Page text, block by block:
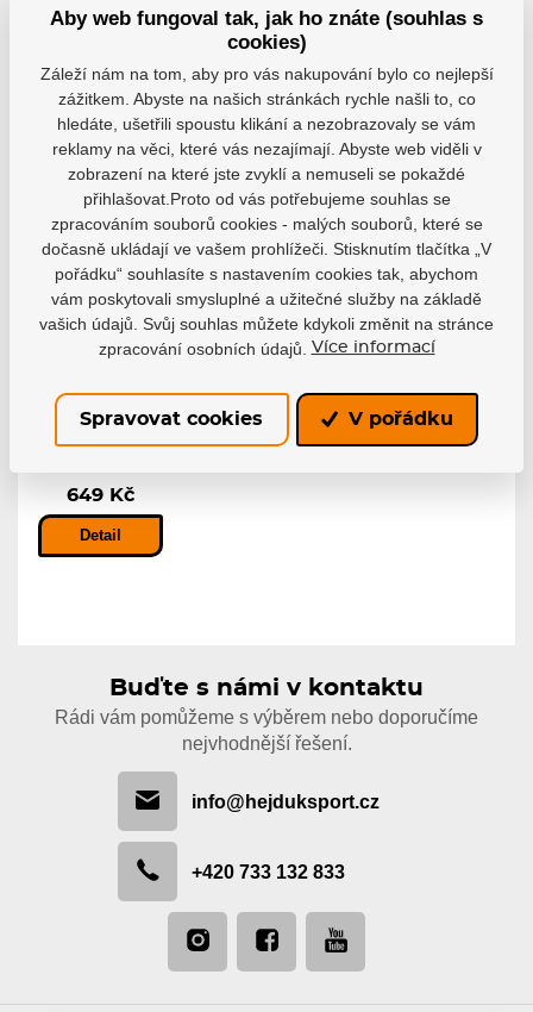
Detail
Triko
Mitchell &
Ness NHL
YTH
Triko Mitchell &
649 Kč
Detail
Buďte s námi v kontaktu
Rádi vám pomůžeme s výběrem nebo doporučíme
nejvhodnější řešení.
info@hejduksport.cz
+420 733 132 833
Aby web fungoval tak, jak ho znáte (souhlas s
cookies)
Záleží nám na tom, aby pro vás nakupování bylo co nejlepší
zážitkem. Abyste na našich stránkách rychle našli to, co
hledáte, ušetřili spoustu klikání a nezobrazovaly se vám
reklamy na věci, které vás nezajímají. Abyste web viděli v
zobrazení na které jste zvyklí a nemuseli se pokaždé
přihlašovat.Proto od vás potřebujeme souhlas se
zpracováním souborů cookies - malých souborů, které se
dočasně ukládají ve vašem prohlížeči. Stisknutím tlačítka „V
pořádku“ souhlasíte s nastavením cookies tak, abychom
vám poskytovali smysluplné a užitečné služby na základě
vašich údajů. Svůj souhlas můžete kdykoli změnit na stránce
zpracování osobních údajů.
Více informací
Spravovat cookies V pořádku